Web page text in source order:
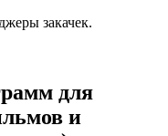
закачек.
для
и